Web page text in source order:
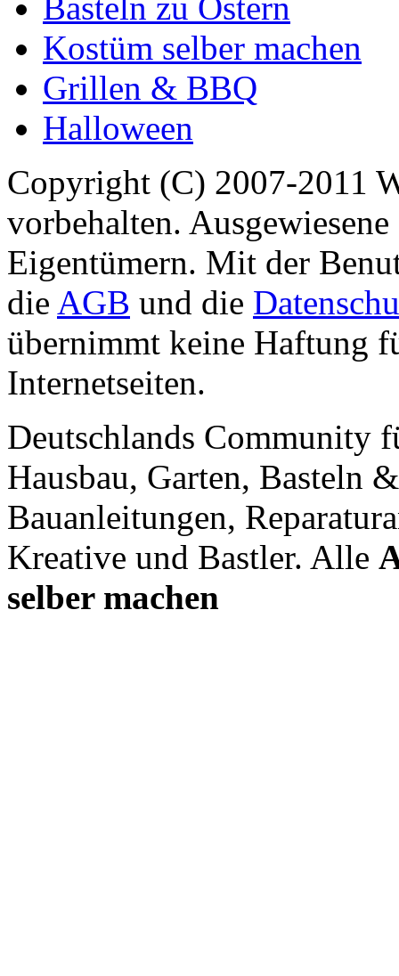
Kostüm selber machen
Grillen & BBQ
Halloween
Copyright (C) 2007-2011
vorbehalten.
Eigentümern. Mit der
die AGB und die
übernimmt keine Haftung
Internetseiten.
Deutschlands Community
Hausbau, Garten, Basteln
Bauanleitungen,
Kreative und Bastler. Alle
selber machen